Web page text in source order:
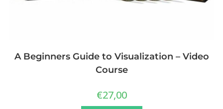
A Beginners Guide to Visualization – Video
Course
€27,00